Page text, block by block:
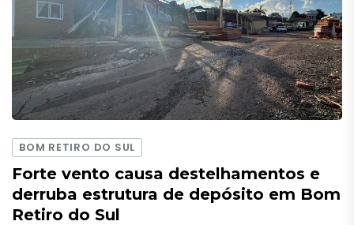
BOM RETIRO DO SUL
Forte vento causa destelhamentos e
derruba estrutura de depósito em Bom
Retiro do Sul